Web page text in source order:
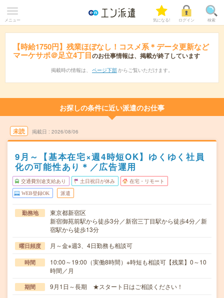
メニュー 気になる! ログイン 検索
【時給1750円】残業ほぼなし！コスメ系＊データ更新など
マーケサポ＠足立4丁目のお仕事情報は、掲載が終了しています
掲載時の情報は、 ページ下部 からご覧いただけます。
お探しの条件に近い派遣のお仕事
未読 掲載日 2026/08/06
9月～【基本在宅×週4時短OK】ゆくゆく社員
化の可能性あり＊／広告運用
交通費別途支給あり 土日祝日が休み 在宅・リモート
WEB登録OK 派遣
勤務地
東京都新宿区
新宿御苑前駅から徒歩3分／新宿三丁目駅から徒歩4分／新
宿駅から徒歩13分
曜日頻度 月～金※週3、4日勤務も相談可
時間
10:00～19:00（実働8時間）※時短も相談可【残業】0～10
時間／月
期間 9月1日～長期 ★スタート日はご相談ください！